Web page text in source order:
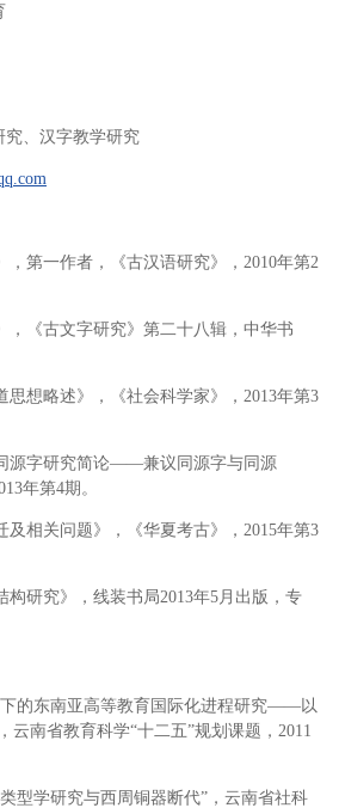
究、汉字教学研究
，第一作者，《古汉语研究》，2010年第2
，《古文字研究》第二十八辑，中华书
思想略述》，《社会科学家》，2013年第3
源字研究简论——兼议同源字与同源
年第4期。
及相关问题》，《华夏考古》，2015年第3
构研究》，线装书局2013年5月出版，专
的东南亚高等教育国际化进程研究——以
云南省教育科学“十二五”规划课题，2011
型学研究与西周铜器断代”，云南省社科